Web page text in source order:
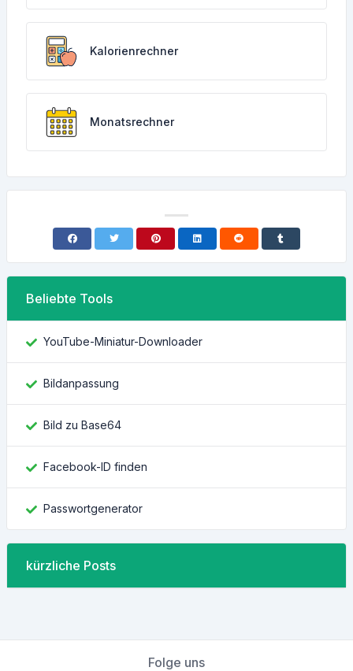
Kalorienrechner
Monatsrechner
Beliebte Tools
YouTube-Miniatur-Downloader
Bildanpassung
Bild zu Base64
Facebook-ID finden
Passwortgenerator
kürzliche Posts
Folge uns